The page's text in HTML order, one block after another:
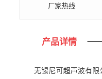
厂家热线
产品详情
无锡尼可超声波有